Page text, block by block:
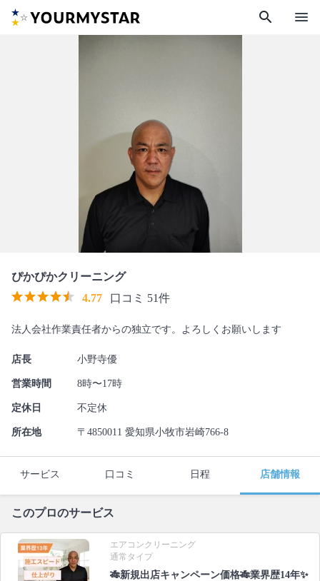
search menu
ぴかぴかクリーニング
4.77
口コミ 51件
法人会社作業責任者からの独立です。よろしくお願いします
店長 小野寺優
営業時間 8時〜17時
定休日 不定休
所在地 〒4850011 愛知県小牧市岩崎766-8
サービス 口コミ 日程 店舗情報
このプロのサービス
エアコンクリーニング
通常タイプ
🎋新規出店キャンペーン価格🎋業界歴14年✨